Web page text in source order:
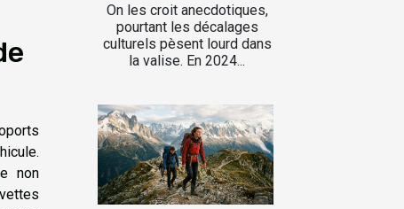
non
On les croit anecdotiques,
pourtant les décalages
culturels pèsent lourd dans
la valise. En 2024...